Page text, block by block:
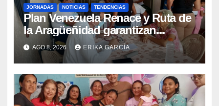
JORNADAS NOTICIAS TENDENCIAS
Plan Venezuela Renace y Ruta de
la Aragüeñidad garantizan
atención médica integral en
Aragua
AGO 8, 2026 ERIKA GARCÍA